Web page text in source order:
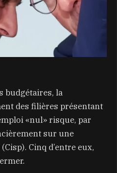
budgétaires, la
des filières présentant
«nul» risque, par
sur une
Cinq d’entre eux,